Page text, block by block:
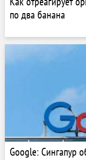
по два банана
Google: Сингапур